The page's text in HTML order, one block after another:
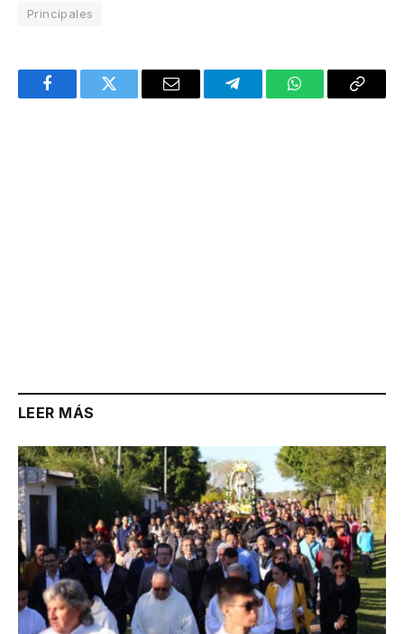
Principales
FacebookTwitter Email TelegramWhatsAppCopy
LEER MÁS